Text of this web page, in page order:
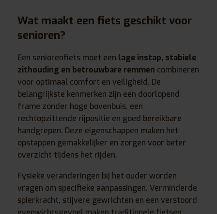
Wat maakt een fiets geschikt voor
senioren?
Een seniorenfiets moet een lage instap, stabiele
zithouding en betrouwbare remmen combineren
voor optimaal comfort en veiligheid. De
belangrijkste kenmerken zijn een doorlopend
frame zonder hoge bovenbuis, een
rechtopzittende rijpositie en goed bereikbare
handgrepen. Deze eigenschappen maken het
opstappen gemakkelijker en zorgen voor beter
overzicht tijdens het rijden.
Fysieke veranderingen bij het ouder worden
vragen om specifieke aanpassingen. Verminderde
spierkracht, stijvere gewrichten en een verstoord